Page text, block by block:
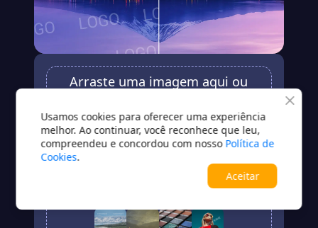
Arraste uma imagem aqui ou
JPG / JPEG / PNG / BMP / WEBP / TIFF / HEIC
Sem imagem?Experimente uma destas opções
Usamos cookies para oferecer uma experiência
melhor. Ao continuar, você reconhece que leu,
compreendeu e concordou com nosso Política de
Cookies.
Aceitar